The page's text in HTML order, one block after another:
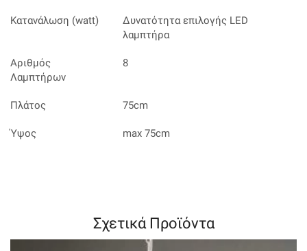
Κατανάλωση (watt)
Δυνατότητα επιλογής LED
λαμπτήρα
Αριθμός
Λαμπτήρων
8
Πλάτος 75cm
Ύψος max 75cm
Σχετικά Προϊόντα